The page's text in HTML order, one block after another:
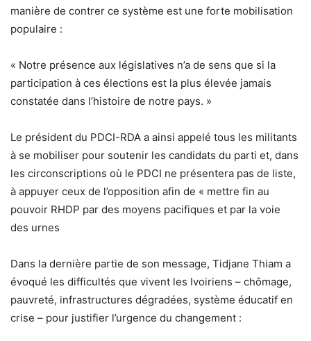
manière de contrer ce système est une forte mobilisation
populaire :
« Notre présence aux législatives n’a de sens que si la
participation à ces élections est la plus élevée jamais
constatée dans l’histoire de notre pays. »
Le président du PDCI-RDA a ainsi appelé tous les militants
à se mobiliser pour soutenir les candidats du parti et, dans
les circonscriptions où le PDCI ne présentera pas de liste,
à appuyer ceux de l’opposition afin de « mettre fin au
pouvoir RHDP par des moyens pacifiques et par la voie
des urnes
Dans la dernière partie de son message, Tidjane Thiam a
évoqué les difficultés que vivent les Ivoiriens – chômage,
pauvreté, infrastructures dégradées, système éducatif en
crise – pour justifier l’urgence du changement :